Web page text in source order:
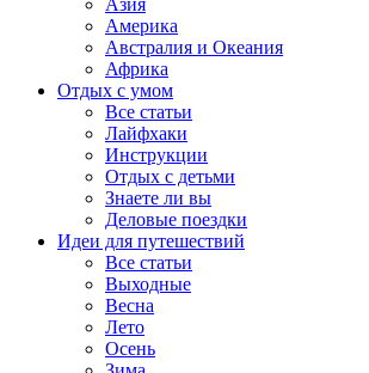
Азия
Америка
Австралия и Океания
Африка
Отдых с умом
Все статьи
Лайфхаки
Инструкции
Отдых с детьми
Знаете ли вы
Деловые поездки
Идеи для путешествий
Все статьи
Выходные
Весна
Лето
Осень